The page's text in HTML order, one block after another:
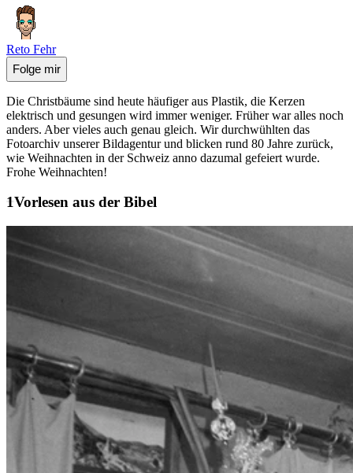
Reto Fehr
Folge mir
Die Christbäume sind heute häufiger aus Plastik, die Kerzen
elektrisch und gesungen wird immer weniger. Früher war alles noch
anders. Aber vieles auch genau gleich. Wir durchwühlten das
Fotoarchiv unserer Bildagentur und blicken rund 80 Jahre zurück,
wie Weihnachten in der Schweiz anno dazumal gefeiert wurde.
Frohe Weihnachten!
Vorlesen aus der Bibel